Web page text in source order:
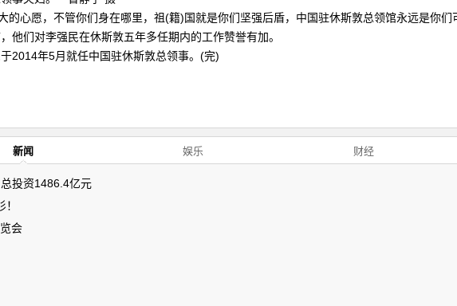
心愿，不管你们身在哪里，祖(籍)国就是你们坚强后盾，中国驻休斯敦总领馆永远是你们
们对李强民在休斯敦五年多任期内的工作赞誉有加。
年5月就任中国驻休斯敦总领事。(完)
新闻 娱乐 财经
投资1486.4亿元
会